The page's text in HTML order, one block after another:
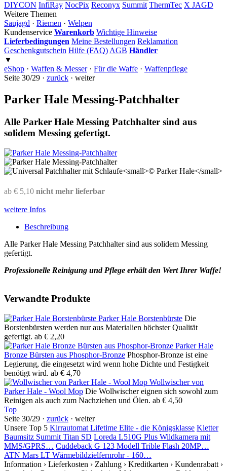
DIYCON InfiRay NocPix Reconyx Summit ThermTec X JAGD
Weitere Themen
Saujagd · Riemen · Welpen
Kundenservice Warenkorb Wichtige Hinweise
Lieferbedingungen Meine Bestellungen Reklamation
Geschenkgutschein Hilfe (FAQ) AGB Händler
▼
eShop · Waffen & Messer· Für die Waffe · Waffenpflege
Seite 30/29 · zurück · weiter
Parker Hale Messing-Patchhalter
Alle Parker Hale Messing Patchhalter sind aus
solidem Messing gefertigt.
ab € 5,10 nicht mehr lieferbar
weitere Infos
Beschreibung
Alle Parker Hale Messing Patchhalter sind aus solidem Messing
gefertigt.
Professionelle Reinigung und Pflege erhält den Wert Ihrer Waffe!
Verwandte Produkte
Parker Hale Borstenbürste Die
Borstenbürsten werden nur aus Materialien höchster Qualität
gefertigt. ab € 2,20
Parker Hale
Bronze Bürsten aus Phosphor-Bronze Phosphor-Bronze ist eine
Legierung, die eingesetzt wird wenn hohe Dichte und Festigkeit
benötigt wird. ab € 4,70
Wollwischer von
Parker Hale - Wool Mop Die Wollwischer eignen sich sowohl zum
Reinigen als auch zum Nachziehen und Ölen. ab € 4,50
Top
Seite 30/29 · zurück · weiter
Unsere Top 5 Kirrautomat Lifetime Elite - die Königsklasse Kletter
Baumsitz Summit Titan SD Loreda L510G Plus Wildkamera mit
MMS/GPRS… Cuddeback G 123 Modell Trible Flash 20MP…
ATN Mars LT Wärmebildzielfernrohr - 160…
Information › Lieferkosten › Zahlung › Kreditkarten › Kundenrabatt ›